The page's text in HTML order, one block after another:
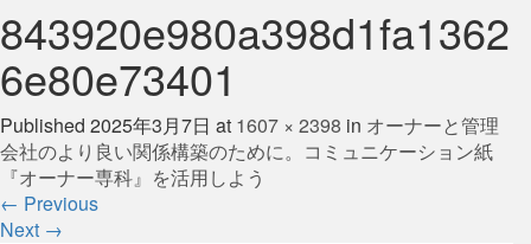
843920e980a398d1fa1362
6e80e73401
Published 2025年3月7日 at 1607 × 2398 in オーナーと管理
会社のより良い関係構築のために。コミュニケーション紙
『オーナー専科』を活用しよう
← Previous
Next →